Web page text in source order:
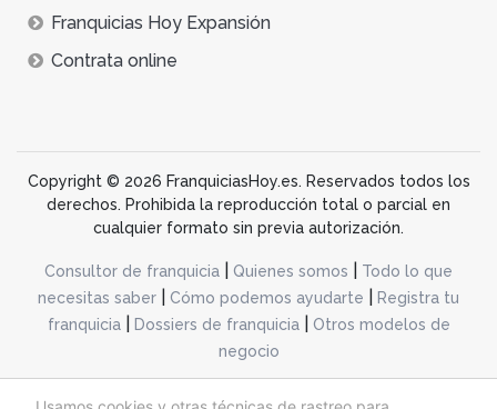
Franquicias Hoy Expansión
Contrata online
Copyright © 2026 FranquiciasHoy.es. Reservados todos los
derechos. Prohibida la reproducción total o parcial en
cualquier formato sin previa autorización.
Consultor de franquicia Quienes somos
Todo lo que
necesitas saber
Cómo podemos ayudarte
Registra tu
franquicia| Dossiers de franquicia|
Otros modelos de
negocio